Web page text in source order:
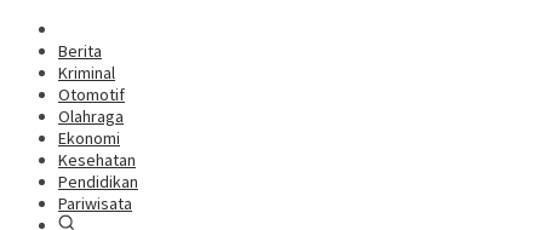
Berita
Kriminal
Otomotif
Olahraga
Ekonomi
Kesehatan
Pendidikan
Pariwisata